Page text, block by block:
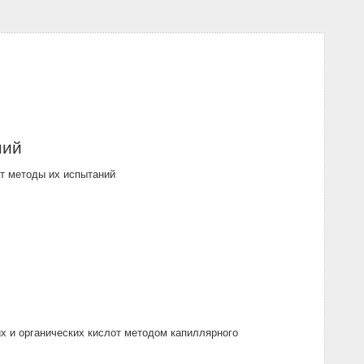
методы их испытаний
органических кислот методом капиллярного